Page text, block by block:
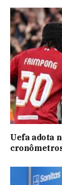
Uefa adota